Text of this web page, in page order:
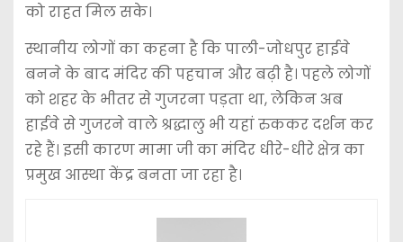
को राहत मिल सके।
स्थानीय लोगों का कहना है कि पाली-जोधपुर हाईवे
बनने के बाद मंदिर की पहचान और बढ़ी है। पहले लोगों
को शहर के भीतर से गुजरना पड़ता था, लेकिन अब
हाईवे से गुजरने वाले श्रद्धालु भी यहां रुककर दर्शन कर
रहे हैं। इसी कारण मामा जी का मंदिर धीरे-धीरे क्षेत्र का
प्रमुख आस्था केंद्र बनता जा रहा है।